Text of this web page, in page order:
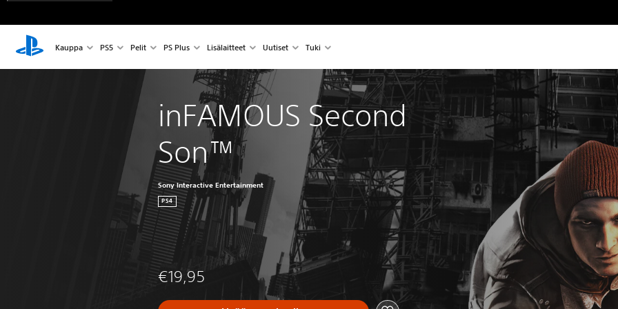
Kauppa PS5 Pelit PS Plus Lisälaitteet Uutiset Tuki
inFAMOUS Second
Son™
Sony Interactive Entertainment
PS4
€19,95